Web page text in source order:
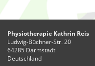
Physiotherapie Kathrin Reis
Ludwig-Büchner-Str. 20
64285 Darmstadt
Deutschland